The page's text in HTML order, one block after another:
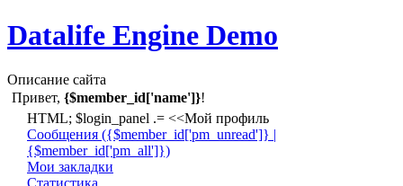
Datalife Engine Demo
Описание сайта
Привет, {$member_id['name']}!
HTML; $login_panel .= <<Мой профиль
Cообщения ({$member_id['pm_unread']} |
{$member_id['pm_all']})
Мои закладки
Статистика